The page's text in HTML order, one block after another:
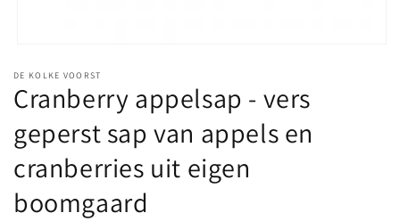
openen
in
modaal
DE KOLKE VOORST
Cranberry appelsap - vers
geperst sap van appels en
cranberries uit eigen
boomgaard